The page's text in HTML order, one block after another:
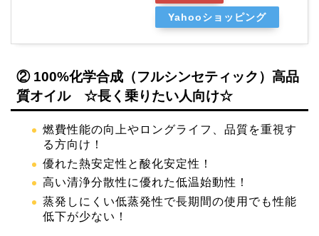
Yahooショッピング
② 100%化学合成（フルシンセティック）高品
質オイル ☆長く乗りたい人向け☆
燃費性能の向上やロングライフ、品質を重視す
る方向け！
優れた熱安定性と酸化安定性！
高い清浄分散性に優れた低温始動性！
蒸発しにくい低蒸発性で長期間の使用でも性能
低下が少ない！